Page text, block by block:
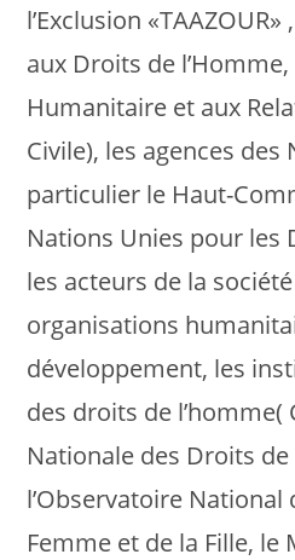
l’Exclusion
aux Droits de l’Homme,
Humanitaire et aux
Civile), les agences des
particulier le Haut-
Nations Unies pour les
les acteurs de la
organisations
développement, les
des droits de
Nationale des Droits de
l’Observatoire National
Femme et de la Fille, le